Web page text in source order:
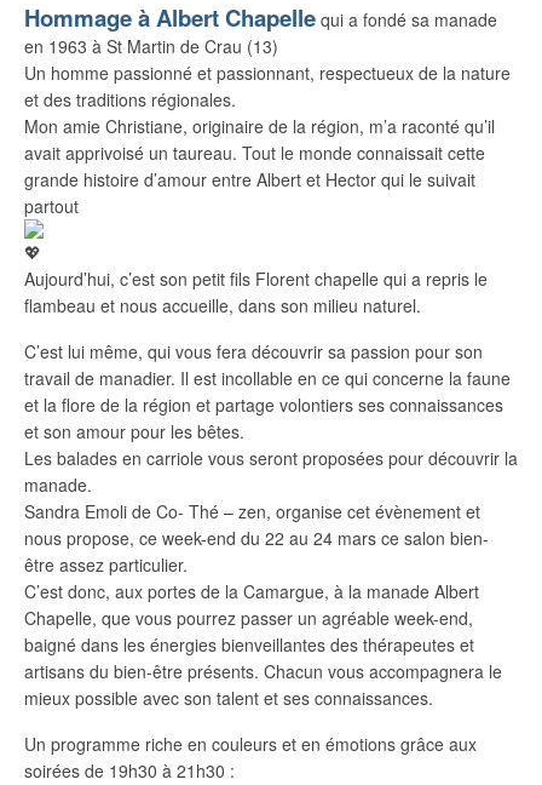
Hommage à Albert Chapelle qui a fondé sa manade
en 1963 à St Martin de Crau (13)
Un homme passionné et passionnant, respectueux de la nature
et des traditions régionales.
Mon amie Christiane, originaire de la région, m’a raconté qu’il
avait apprivoisé un taureau. Tout le monde connaissait cette
grande histoire d’amour entre Albert et Hector qui le suivait
partout
Aujourd’hui, c’est son petit fils Florent chapelle qui a repris le
flambeau et nous accueille, dans son milieu naturel.
C’est lui même, qui vous fera découvrir sa passion pour son
travail de manadier. Il est incollable en ce qui concerne la faune
et la flore de la région et partage volontiers ses connaissances
et son amour pour les bêtes.
Les balades en carriole vous seront proposées pour découvrir la
manade.
Sandra Emoli de Co- Thé – zen, organise cet évènement et
nous propose, ce week-end du 22 au 24 mars ce salon bien-
être assez particulier.
C’est donc, aux portes de la Camargue, à la manade Albert
Chapelle, que vous pourrez passer un agréable week-end,
baigné dans les énergies bienveillantes des thérapeutes et
artisans du bien-être présents. Chacun vous accompagnera le
mieux possible avec son talent et ses connaissances.
Un programme riche en couleurs et en émotions grâce aux
soirées de 19h30 à 21h30 :